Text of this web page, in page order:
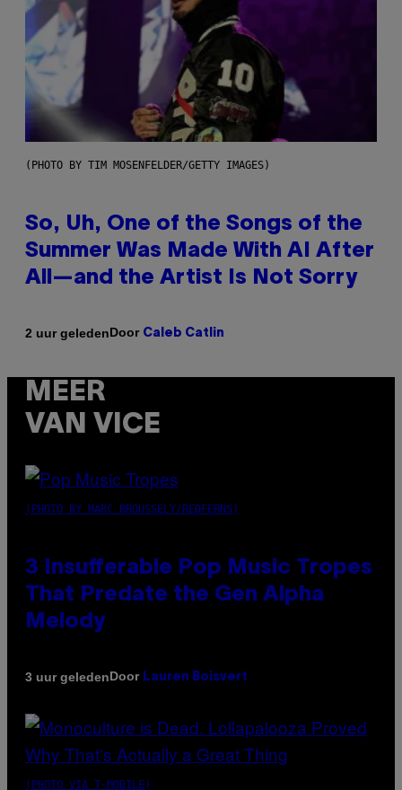
(PHOTO BY TIM MOSENFELDER/GETTY IMAGES)
So, Uh, One of the Songs of the
Summer Was Made With AI After
All—and the Artist Is Not Sorry
2 uur geledenDoor Caleb Catlin
MEER
VAN VICE
(PHOTO BY MARC BROUSSELY/REDFERNS)
3 Insufferable Pop Music Tropes
That Predate the Gen Alpha
Melody
3 uur geledenDoor Lauren Boisvert
(PHOTO VIA T-MOBILE)